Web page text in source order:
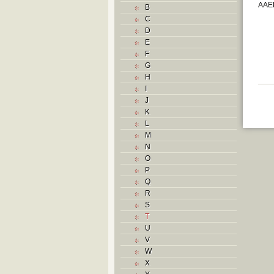
B
C
D
E
F
G
H
I
J
K
L
M
N
O
P
Q
R
S
T
U
V
W
X